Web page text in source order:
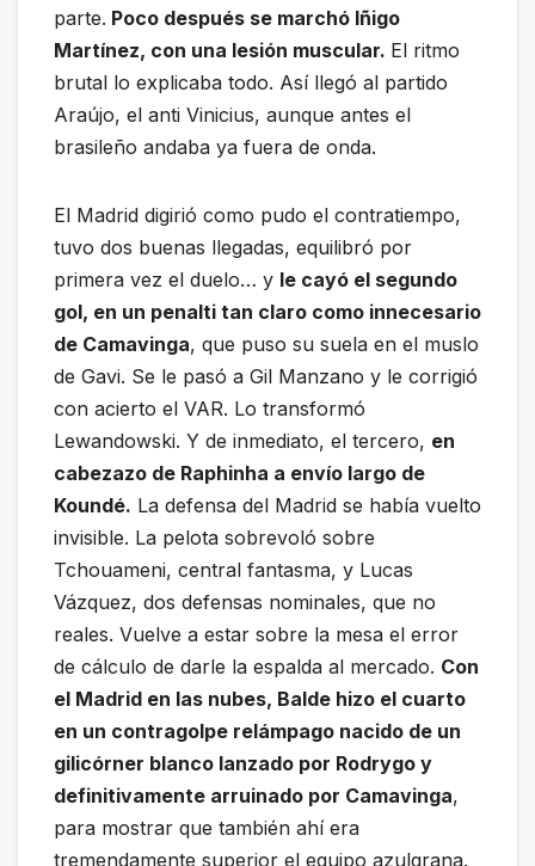
parte. Poco después se marchó Iñigo
Martínez, con una lesión muscular. El ritmo
brutal lo explicaba todo. Así llegó al partido
Araújo, el anti Vinicius, aunque antes el
brasileño andaba ya fuera de onda.
El Madrid digirió como pudo el contratiempo,
tuvo dos buenas llegadas, equilibró por
primera vez el duelo… y le cayó el segundo
gol, en un penalti tan claro como innecesario
de Camavinga, que puso su suela en el muslo
de Gavi. Se le pasó a Gil Manzano y le corrigió
con acierto el VAR. Lo transformó
Lewandowski. Y de inmediato, el tercero, en
cabezazo de Raphinha a envío largo de
Koundé. La defensa del Madrid se había vuelto
invisible. La pelota sobrevoló sobre
Tchouameni, central fantasma, y Lucas
Vázquez, dos defensas nominales, que no
reales. Vuelve a estar sobre la mesa el error
de cálculo de darle la espalda al mercado. Con
el Madrid en las nubes, Balde hizo el cuarto
en un contragolpe relámpago nacido de un
gilicórner blanco lanzado por Rodrygo y
definitivamente arruinado por Camavinga,
para mostrar que también ahí era
tremendamente superior el equipo azulgrana.